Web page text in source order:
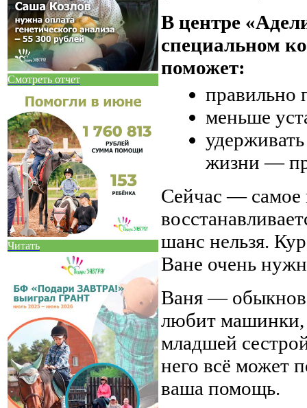
Смотреть отчет
Читать
В центре
специальном
поможет:
правильно
меньше
жизни —
Сейчас — самое
шанс нельзя.
Ване очень
Ваня —
любит машинки,
младшей
него всё может
ваша помощь.